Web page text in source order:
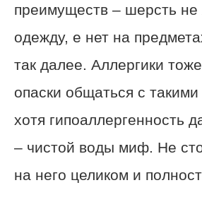
преимуществ – шерсть не
одежду, е нет на
так далее. Аллергики
опаски общаться с
хотя гипоаллергенность
– чистой воды миф. Не
на него целиком и